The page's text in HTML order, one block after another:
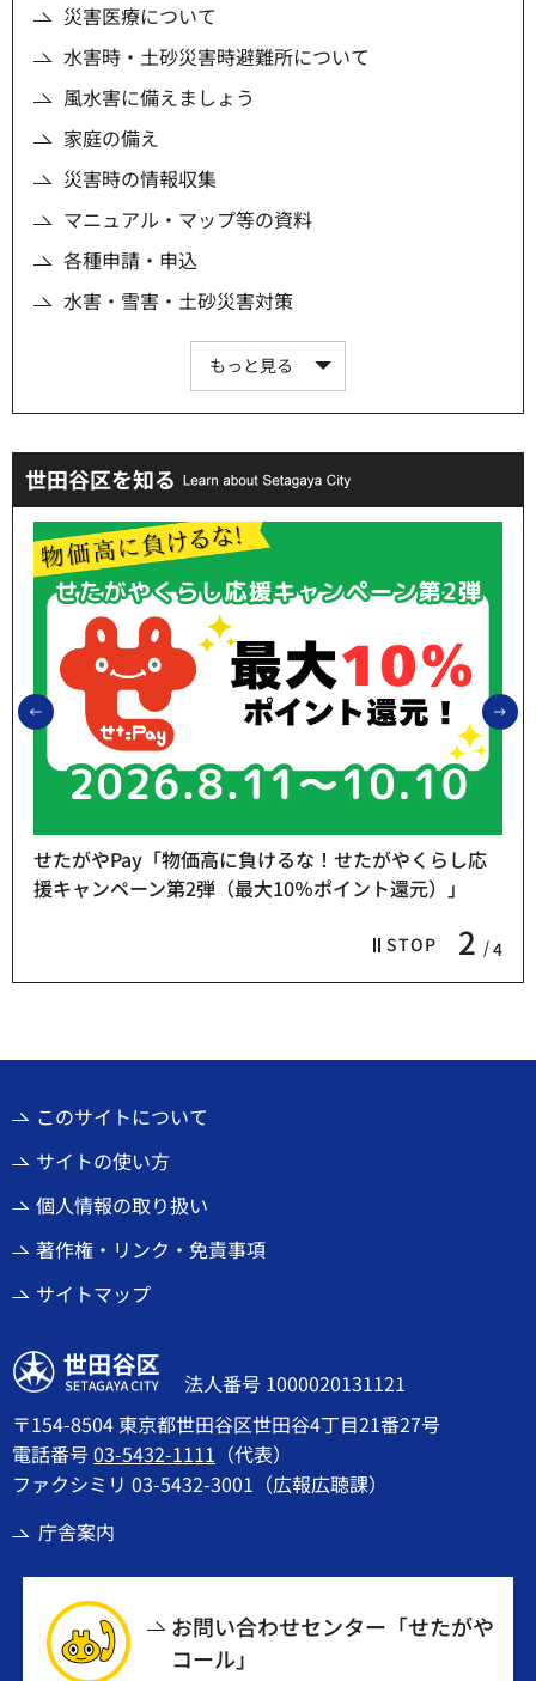
災害医療について
水害時・土砂災害時避難所について
風水害に備えましょう
家庭の備え
災害時の情報収集
マニュアル・マップ等の資料
各種申請・申込
水害・雪害・土砂災害対策
もっと見る
世田谷区を知る
前のスライドを表示
STOP 2 4
せたがやPay「物価高に負けるな！せたがやくらし応
援キャンペーン第2弾（最大10％ポイント還元）」
このサイトについて
サイトの使い方
個人情報の取り扱い
著作権・リンク・免責事項
サイトマップ
世田谷区
法人番号 1000020131121
〒154-8504 東京都世田谷区世田谷4丁目21番27号
電話番号03-5432-1111 （代表）
ファクシミリ 03-5432-3001（広報広聴課）
庁舎案内
お問い合わせセンター「せたがや
コール」